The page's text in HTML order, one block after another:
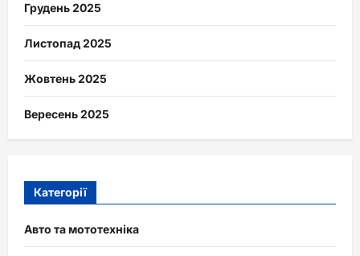
Грудень 2025
Листопад 2025
Жовтень 2025
Вересень 2025
Категорії
Авто та мототехніка